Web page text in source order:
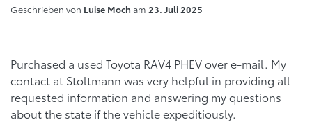
Geschrieben von Luise Moch am 23. Juli 2025
Purchased a used Toyota RAV4 PHEV over e-mail. My
contact at Stoltmann was very helpful in providing all
requested information and answering my questions
about the state if the vehicle expeditiously.